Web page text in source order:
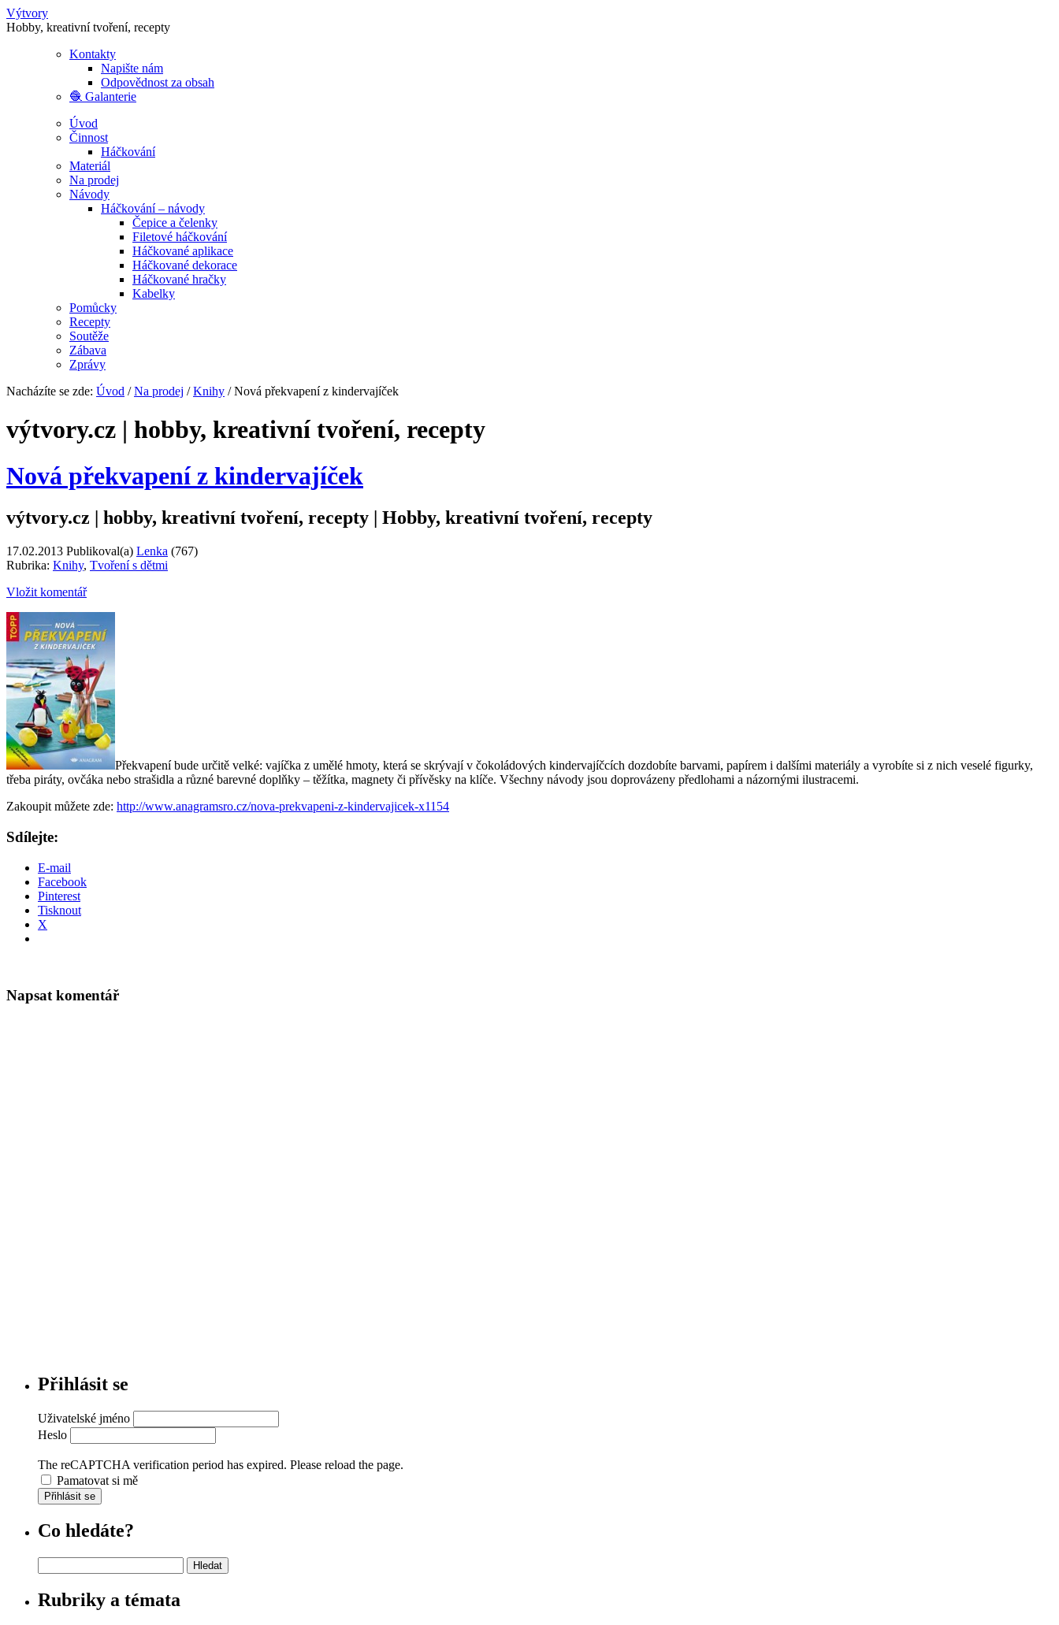
Výtvory
Hobby, kreativní tvoření, recepty
Kontakty
Napište nám
Odpovědnost za obsah
🧶 Galanterie
Úvod
Činnost
Háčkování
Materiál
Na prodej
Návody
Háčkování – návody
Čepice a čelenky
Filetové háčkování
Háčkované aplikace
Háčkované dekorace
Háčkované hračky
Kabelky
Pomůcky
Recepty
Soutěže
Zábava
Zprávy
Nacházíte se zde: Úvod /Na prodej /Knihy / Nová překvapení z kindervajíček
výtvory.cz | hobby, kreativní tvoření, recepty
Nová překvapení z kindervajíček
výtvory.cz | hobby, kreativní tvoření, recepty | Hobby, kreativní tvoření, recepty
17.02.2013 Publikoval(a) Lenka (767)
Rubrika: Knihy, Tvoření s dětmi
Vložit komentář
Překvapení bude určitě velké: vajíčka z umělé hmoty, která se skrývají v čokoládových kindervajíčcích dozdobíte barvami, papírem i dalšími materiály a vyrobíte si z nich veselé figurky,
třeba piráty, ovčáka nebo strašidla a různé barevné doplňky – těžítka, magnety či přívěsky na klíče. Všechny návody jsou doprovázeny předlohami a názornými ilustracemi.
Zakoupit můžete zde: http://www.anagramsro.cz/nova-prekvapeni-z-kindervajicek-x1154
Sdílejte:
E-mail
Facebook
Pinterest
Tisknout
X
Napsat komentář
Přihlásit se
Uživatelské jméno
Heslo
The reCAPTCHA verification period has expired. Please reload the page.
Pamatovat si mě
Přihlásit se
Co hledáte?
Rubriky a témata